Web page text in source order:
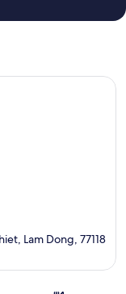
Lam Dong, 77118